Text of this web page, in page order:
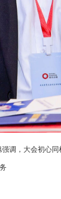
调，大会初心同